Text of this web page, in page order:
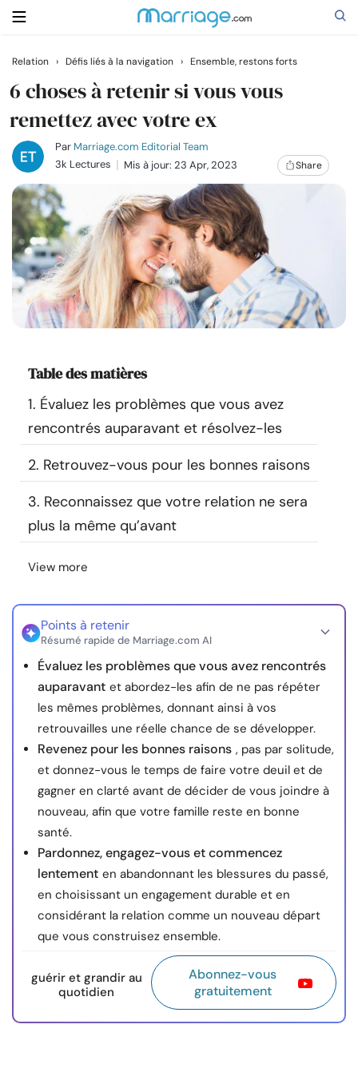
Rechercher
Se marier
Relations
Famille
Aide
Cours
Ressources
Communauté
Trouver un thérapeute
Langue
À propos de nous
© Copyright 2026. Tous droits réservés.
Relation › Défis liés à la navigation › Ensemble, restons forts
6 choses à retenir si vous vous
remettez avec votre ex
Par Marriage.com Editorial Team
3k Lectures
Mis à jour: 23 Apr, 2023 Share
Table des matières
1. Évaluez les problèmes que vous avez
rencontrés auparavant et résolvez-les
2. Retrouvez-vous pour les bonnes raisons
3. Reconnaissez que votre relation ne sera
plus la même qu’avant
View more
Points à retenir
Résumé rapide de Marriage.com AI
Évaluez les problèmes que vous avez rencontrés
auparavant et abordez-les afin de ne pas répéter
les mêmes problèmes, donnant ainsi à vos
retrouvailles une réelle chance de se développer.
Revenez pour les bonnes raisons , pas par solitude,
et donnez-vous le temps de faire votre deuil et de
gagner en clarté avant de décider de vous joindre à
nouveau, afin que votre famille reste en bonne
santé.
Pardonnez, engagez-vous et commencez
lentement en abandonnant les blessures du passé,
en choisissant un engagement durable et en
considérant la relation comme un nouveau départ
que vous construisez ensemble.
guérir et grandir au
quotidien
Abonnez-vous
gratuitement